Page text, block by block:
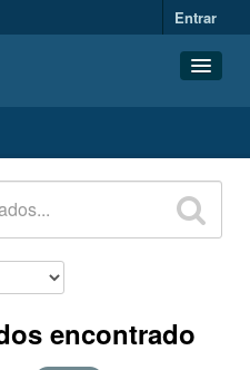
Entrar
encontrado